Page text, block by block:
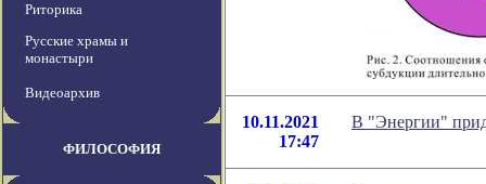
Риторика
Русские храмы и
монастыри
Видеоархив
ФИЛОСОФИЯ
10.11.2021
17:47
В "Энергии"